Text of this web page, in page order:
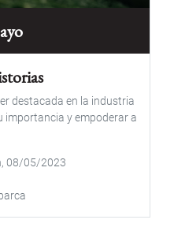
destacada en la industria
importancia y empoderar a
08/05/2023